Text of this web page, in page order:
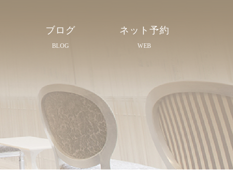
ブログ
BLOG
ネット予約
WEB